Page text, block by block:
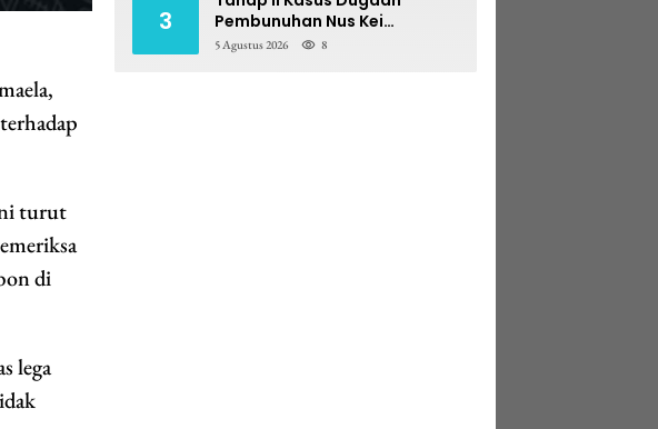
turut
di
lega
3
Pembunuhan Nus Kei
Dilimpahkan ke PN Ambon
5 Agustus 2026 8